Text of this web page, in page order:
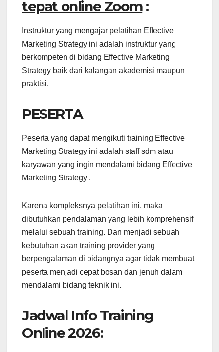
tepat online Zoom:
Instruktur yang mengajar pelatihan Effective
Marketing Strategy ini adalah instruktur yang
berkompeten di bidang Effective Marketing
Strategy baik dari kalangan akademisi maupun
praktisi.
PESERTA
Peserta yang dapat mengikuti training Effective
Marketing Strategy ini adalah staff sdm atau
karyawan yang ingin mendalami bidang Effective
Marketing Strategy .
Karena kompleksnya pelatihan ini, maka
dibutuhkan pendalaman yang lebih komprehensif
melalui sebuah training. Dan menjadi sebuah
kebutuhan akan training provider yang
berpengalaman di bidangnya agar tidak membuat
peserta menjadi cepat bosan dan jenuh dalam
mendalami bidang teknik ini.
Jadwal Info Training
Online 2026: